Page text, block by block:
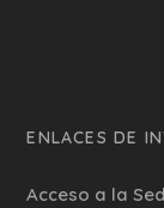
ENLACES DE
Acceso a la